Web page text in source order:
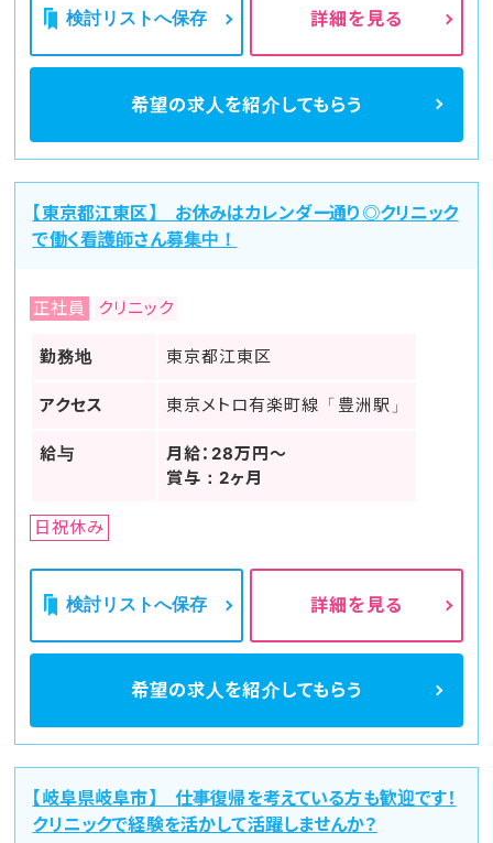
検討リストへ保存 詳細を見る
希望の求人を紹介してもらう
【東京都江東区】 お休みはカレンダー通り◎クリニック
で働く看護師さん募集中！
正社員 クリニック
勤務地 東京都江東区
アクセス 東京メトロ有楽町線「豊洲駅」
給与
月給：28万円～
賞与：2ヶ月
日祝休み
検討リストへ保存 詳細を見る
希望の求人を紹介してもらう
【岐阜県岐阜市】 仕事復帰を考えている方も歓迎です！
クリニックで経験を活かして活躍しませんか？